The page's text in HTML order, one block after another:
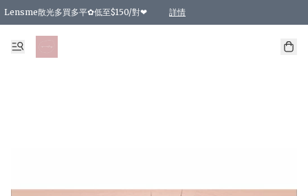
Lensme散光多買多平✿低至$150/對❤ 詳情
台灣Karacon⁩✧日拋 特價清貨❁⃘
日本韓國多款日/月拋現貨☼ 特價❤︎數量有限 售完即止
🇰🇷韓國多款月拋現貨 特價兩對$99✿數量有限 售完即止♫
精選商品，任選買2件或以上9 折；買4件或以上85 折；買6件或以上8 折
精選商品，任選買2件HKD 140.00；買4件HKD 260.00
精選商品，任選買2件HKD 190.00；買4件HKD 360.00
精選商品，任選買2件HKD 110.00；買4件HKD 180.00
精選商品，任選買2件HKD 170.00；買4件HKD 320.00
精選商品，任選買2件或以上減HKD 148.00
精選商品，任選買2件或以上減HKD 148.00
精選商品，任選買2件或以上95 折；買4件或以上9 折；買6件或以上85 折；買8件
精選商品，任選買12件或以上87 折
精選商品，任選買2件或以上減HKD 16.00；買4件或以上減HKD 32.00；買6
精選商品，任選買2件或以上95 折；買4件或以上9 折；買8件或以上85 折；買12
購物滿 HKD 800.00即享免運費優惠！（適用於 特定的送貨方式 )